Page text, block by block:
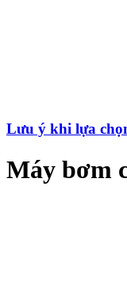
Lưu ý khi lựa
Máy bơm